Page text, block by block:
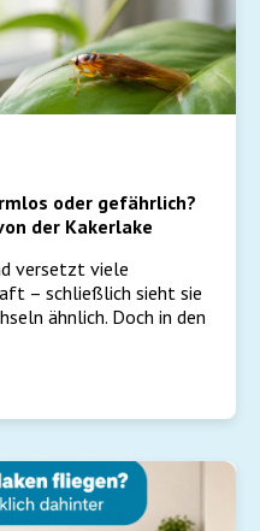
oder gefährlich?
der Kakerlake
versetzt viele
– schließlich sieht sie
ähnlich. Doch in den